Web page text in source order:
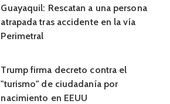
Guayaquil: Rescatan a una persona
atrapada tras accidente en la vía
Perimetral
Trump firma decreto contra el
"turismo" de ciudadanía por
nacimiento en EEUU